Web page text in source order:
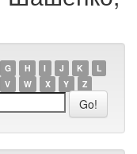
G H I J K
L
V W X Y Z